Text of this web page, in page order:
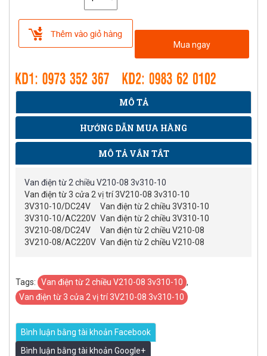
Mua ngay
MÔ TẢ
HƯỚNG DẪN MUA HÀNG
MÔ TẢ VẮN TẮT
Van điện từ 2 chiều V210-08 3v310-10
Van điện từ 3 cửa 2 vị trí 3V210-08 3v310-10
3V310-10/DC24V
Van điện từ 2 chiều 3V310-10
3V310-10/AC220V Van điện từ 2 chiều 3V310-10
3V210-08/DC24V
Van điện từ 2 chiều V210-08
3V210-08/AC220V Van điện từ 2 chiều V210-08
Tags: Van điện từ 2 chiều V210-08 3v310-10 ,
Van điện từ 3 cửa 2 vị trí 3V210-08 3v310-10
Bình luận bằng tài khoản Facebook
Bình luận bằng tài khoản Google+